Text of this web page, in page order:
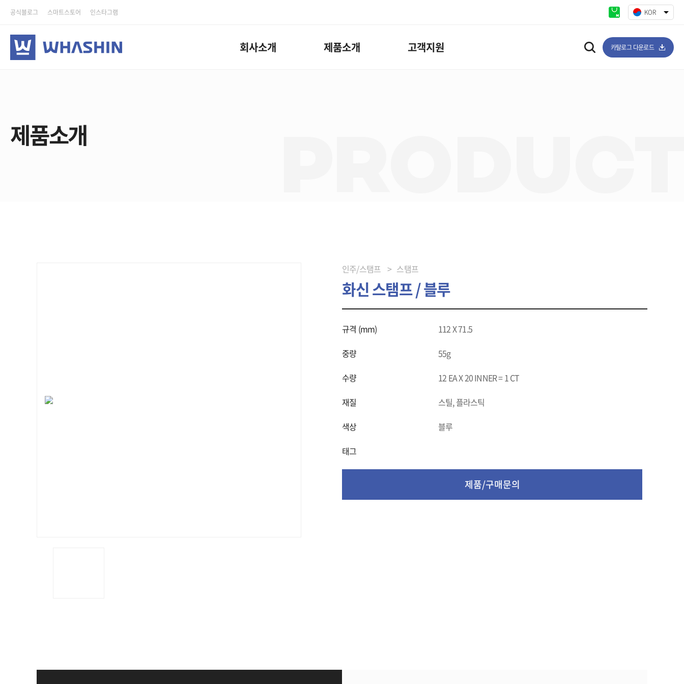
공식블로그 스마트스토어 인스타그램
회사소개 제품소개 고객지원 카탈로그 다운로드
KOR
제품소개
인주/스탬프 스탬프
화신 스탬프 / 블루
규격 (mm)
112 X 71.5
중량
55g
수량
12 EA X 20 INNER = 1 CT
재질
스틸, 플라스틱
색상
블루
태그
제품/구매문의